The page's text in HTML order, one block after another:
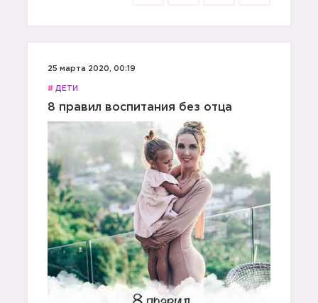
25 марта 2020, 00:19
# ДЕТИ
8 правил воспитания без отца